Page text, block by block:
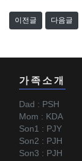
이전글 다음글
가족소개
Dad : PSH
Mom : KDA
Son1 : PJY
Son2 : PJH
Son3 : PJH